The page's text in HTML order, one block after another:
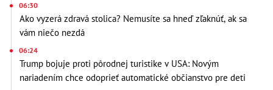
06:30
Ako vyzerá zdravá stolica? Nemusíte sa hneď zľaknúť, ak sa
vám niečo nezdá
06:24
Trump bojuje proti pôrodnej turistike v USA: Novým
nariadením chce odoprieť automatické občianstvo pre deti